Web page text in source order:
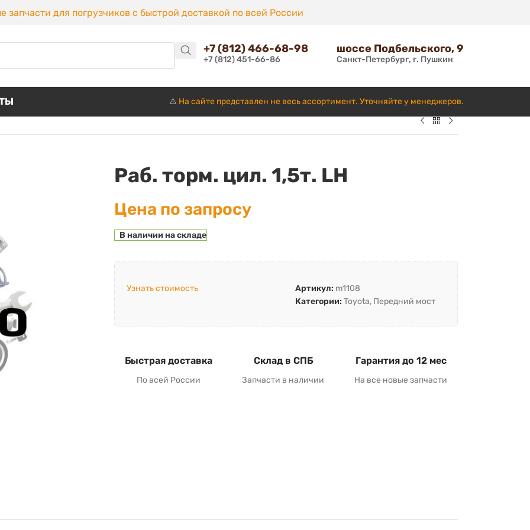
запчасти для погрузчиков с быстрой доставкой по всей России
+7 (812) 466-68-98
+7 (812) 451-66-86
шоссе Подбельского, 9
Санкт-Петербург, г. Пушкин
⚠️ На сайте представлен не весь ассортимент. Уточняйте у менеджеров.
Раб. торм. цил. 1,5т. LH
Цена по запросу
В наличии на складе
Узнать стоимость Артикул: m1108
Категории: Toyota, Передний мост
Быстрая доставка
По всей России
Склад в СПБ
Запчасти в наличии
Гарантия до 12 мес
На все новые запчасти